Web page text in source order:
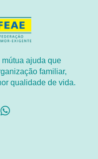
ajuda que
familiar,
qualidade de vida.